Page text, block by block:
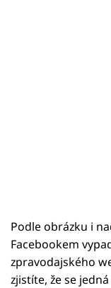
Podle obrázku i
Facebookem
zpravodajského
zjistíte, že se